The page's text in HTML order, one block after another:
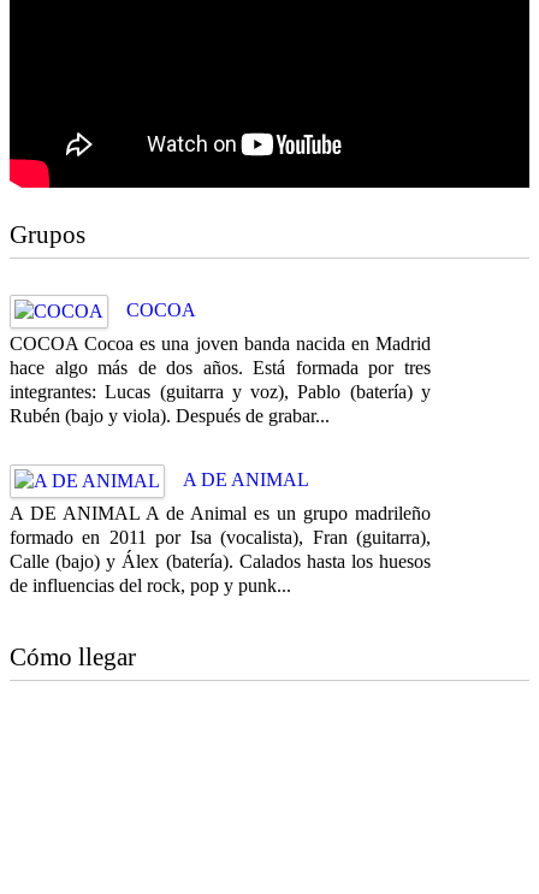
Grupos
COCOA
COCOA Cocoa es una joven banda nacida en Madrid
hace algo más de dos años. Está formada por tres
integrantes: Lucas (guitarra y voz), Pablo (batería) y
Rubén (bajo y viola). Después de grabar...
A DE ANIMAL
A DE ANIMAL A de Animal es un grupo madrileño
formado en 2011 por Isa (vocalista), Fran (guitarra),
Calle (bajo) y Álex (batería). Calados hasta los huesos
de influencias del rock, pop y punk...
Cómo llegar